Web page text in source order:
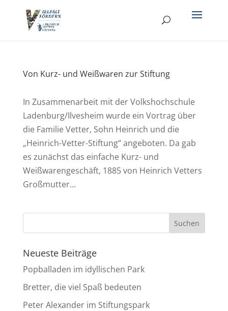
Von Kurz- und Weißwaren zur Stiftung
In Zusammenarbeit mit der Volkshochschule
Ladenburg/Ilvesheim wurde ein Vortrag über
die Familie Vetter, Sohn Heinrich und die
„Heinrich-Vetter-Stiftung“ angeboten. Da gab
es zunächst das einfache Kurz- und
Weißwarengeschäft, 1885 von Heinrich Vetters
Großmutter...
Neueste Beiträge
Popballaden im idyllischen Park
Bretter, die viel Spaß bedeuten
Peter Alexander im Stiftungspark